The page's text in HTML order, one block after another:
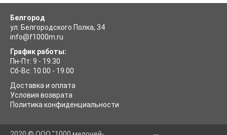
Белгород
ул. Белгородского Полка, 34
info@f1000m.ru
График работы:
Пн-Пт: 9 - 19.30
Сб-Вс: 10.00 - 19.00
Доставка и оплата
Условия возврата
Политика конфиденциальности